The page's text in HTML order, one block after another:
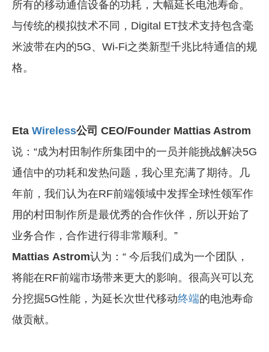
所有的移动通信设备的功耗，大幅延长电池寿命。
与传统的模拟技术不同，Digital ET技术支持包含毫
米波带在内的5G、Wi-Fi之类新型千兆比特通信的规
格。
Eta Wireless公司 CEO/Founder Mattias Astrom
说：“成为村田制作所集团中的一员并能挑战解决5G
通信中的功耗和发热问题，我心里充满了期待。几
年前，我们认为在RF前端领域中发挥全球性领军作
用的村田制作所是最优秀的合作伙伴，所以开始了
业务合作，合作进行得非常顺利。”
Mattias Astrom认为 ： “今后我们成为一个团队，
将能在RF前端市场带来更大的影响。很高兴可以充
分挖掘5G性能，为延长次世代移动终端的电池寿命
做贡献。